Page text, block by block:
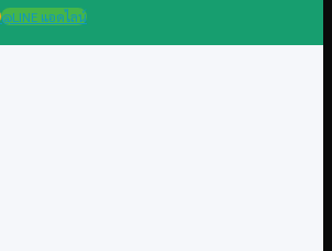
@LINE แอดไลน์